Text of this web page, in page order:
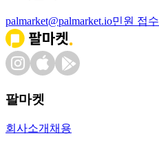
palmarket@palmarket.io민원 접수
팔마켓
회사소개 채용